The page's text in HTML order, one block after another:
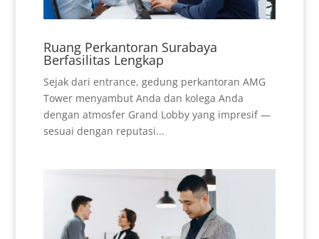
Ruang Perkantoran Surabaya
Berfasilitas Lengkap
Sejak dari entrance, gedung perkantoran AMG
Tower menyambut Anda dan kolega Anda
dengan atmosfer Grand Lobby yang impresif —
sesuai dengan reputasi...